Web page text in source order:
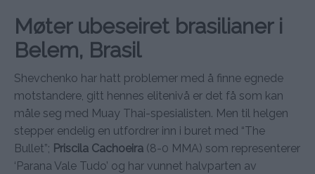
Møter ubeseiret brasilianer i
Belem, Brasil
Shevchenko har hatt problemer med å finne egnede
motstandere, gitt hennes elitenivå er det få som kan
måle seg med Muay Thai-spesialisten. Men til helgen
stepper endelig en utfordrer inn i buret med “The
Bullet”; Priscila Cachoeira (8-0 MMA) som representerer
‘Parana Vale Tudo’ og har vunnet halvparten av